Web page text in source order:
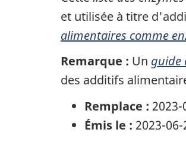
et utilisée à titre
alimentaires comme
Remarque : Un guide
des additifs
Remplace : 2023-
Émis le : 2023-06-